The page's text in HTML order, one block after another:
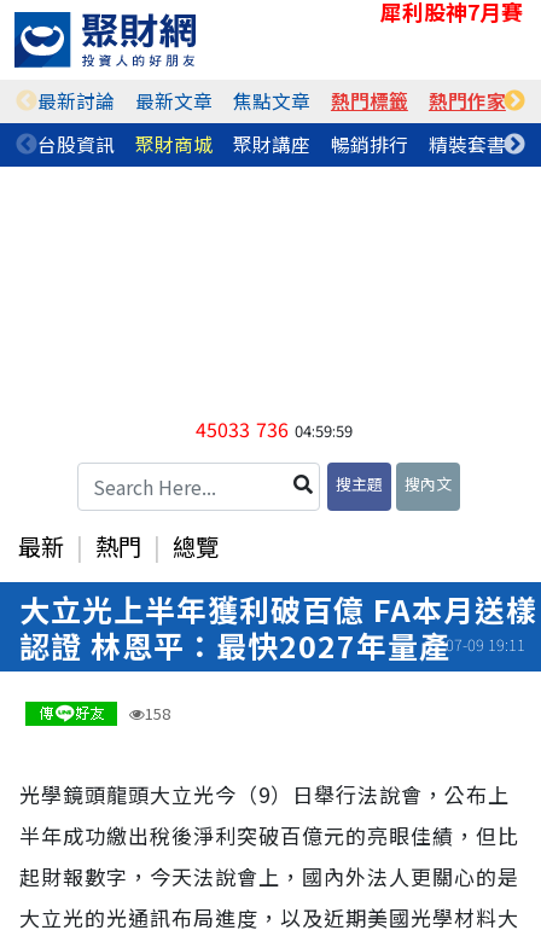
犀利股神7月賽
最新討論 最新文章 焦點文章 熱門標籤 熱門作家
台股資訊
聚財商城 聚財講座 暢銷排行 精裝套書
45033 736 04:59:59
搜主題 搜內文
最新 熱門 總覽
大立光上半年獲利破百億 FA本月送樣
認證 林恩平：最快2027年量產07-09 19:11
158
光學鏡頭龍頭大立光今（9）日舉行法說會，公布上
半年成功繳出稅後淨利突破百億元的亮眼佳績，但比
起財報數字，今天法說會上，國內外法人更關心的是
大立光的光通訊布局進度，以及近期美國光學材料大